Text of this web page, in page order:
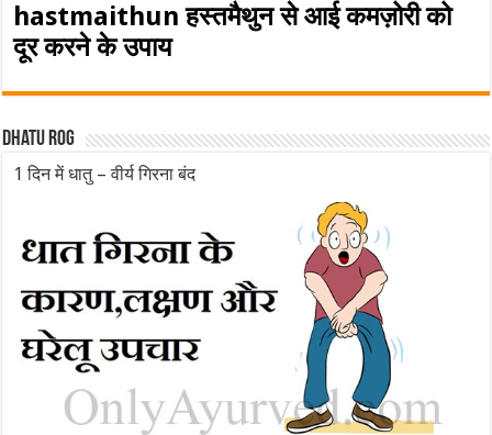
hastmaithun हस्तमैथुन से आई कमज़ोरी को
दूर करने के उपाय
Dhatu rog
1 दिन में धातु – वीर्य गिरना बंद